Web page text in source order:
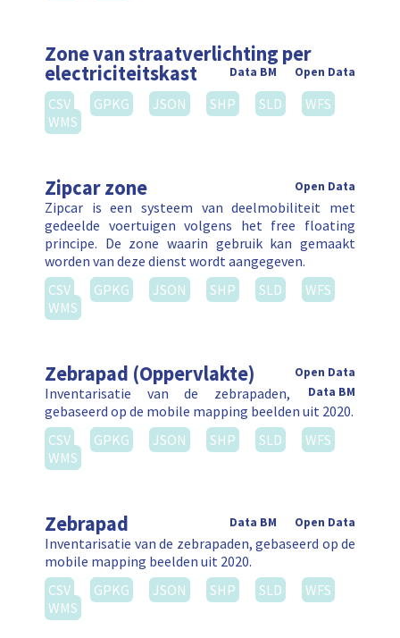
Zone van straatverlichting per
electriciteitskast Open Data
Data BM
CSV GPKG JSON SHP SLD
WFS
WMS
Zipcar zone Open Data
Zipcar is een systeem van deelmobiliteit met
gedeelde voertuigen volgens het free floating
principe. De zone waarin gebruik kan gemaakt
worden van deze dienst wordt aangegeven.
CSV
GPKG JSON SHP SLD
WFS
WMS
Zebrapad (Oppervlakte)
Open Data
Data BM
Inventarisatie van de zebrapaden,
gebaseerd op de mobile mapping beelden uit 2020.
CSV
GPKG JSON SHP SLD
WFS
WMS
Zebrapad Open Data
Data BM
Inventarisatie van de zebrapaden, gebaseerd op de
mobile mapping beelden uit 2020.
CSV
GPKG JSON SHP SLD
WFS
WMS